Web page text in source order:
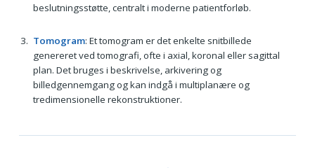
beslutningsstøtte, centralt i moderne patientforløb.
Tomogram: Et tomogram er det enkelte snitbillede
genereret ved tomografi, ofte i axial, koronal eller sagittal
plan. Det bruges i beskrivelse, arkivering og
billedgennemgang og kan indgå i multiplanære og
tredimensionelle rekonstruktioner.